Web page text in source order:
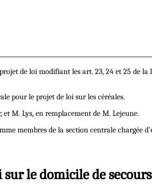
de loi modifiant les art. 23, 24 et 25 de
pour le projet de loi sur les céréales.
M. Lys, en remplacement de M. Lejeune.
membres de la section centrale
sur le domicile de secours